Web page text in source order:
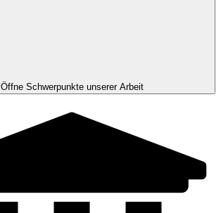
Öffne Schwerpunkte unserer Arbeit